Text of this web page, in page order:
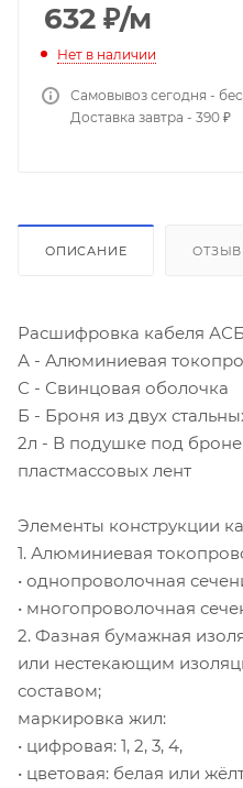
632 ₽/м
Нет в наличии
Самовывоз сегодня -
Доставка завтра - 390 ₽
ОПИСАНИЕ
Расшифровка кабеля
А - Алюминиевая
С - Свинцовая оболочка
Б - Броня из двух
2л - В подушке под
пластмассовых лент
Элементы конструкции
1. Алюминиевая
• однопроволочная
• многопроволочная
2. Фазная бумажная
или нестекающим
составом;
маркировка жил:
• цифровая: 1, 2, 3, 4,
• цветовая: белая или